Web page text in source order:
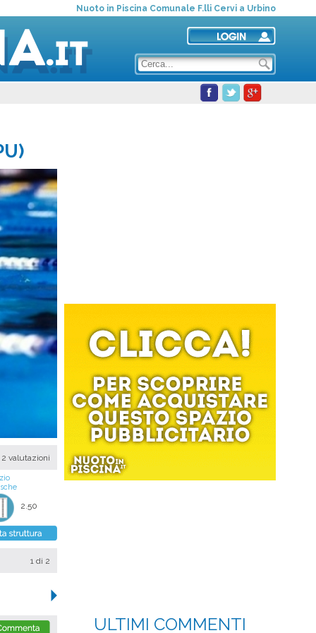
Nuoto in Piscina Comunale F.lli Cervi a Urbino
2 valutazioni
2.50
1 di 2
ULTIMI COMMENTI